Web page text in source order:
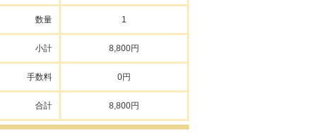
数量 1
小計 8,800円
手数料 0円
合計 8,800円